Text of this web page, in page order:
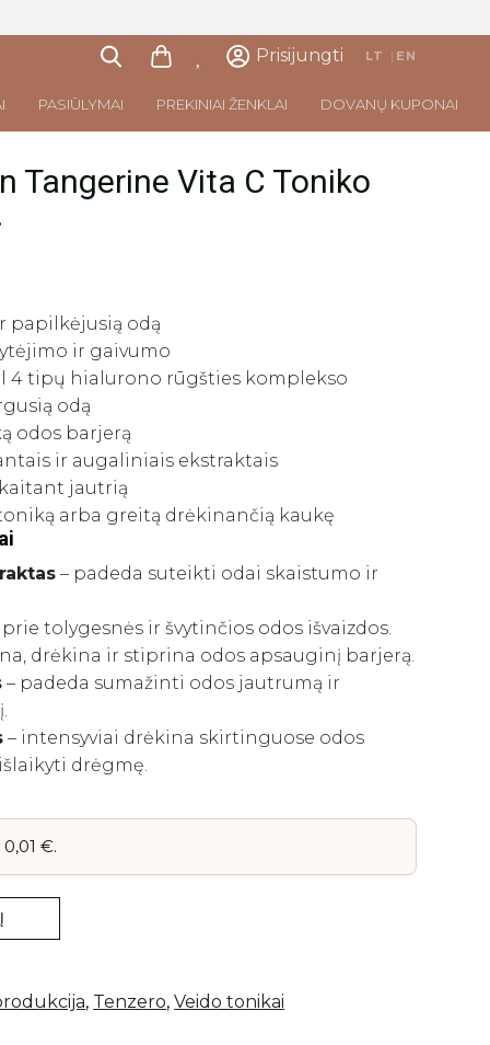
Prisijungti LT | EN
PASIŪLYMAI PREKINIAI ŽENKLAI DOVANŲ KUPONAI
Tangerine Vita C Toniko
papilkėjusią odą
ir gaivumo
4 tipų hialurono rūgšties komplekso
odą
odos barjerą
ir augaliniais ekstraktais
jautrią
arba greitą drėkinančią kaukę
– padeda suteikti odai skaistumo ir
tolygesnės ir švytinčios odos išvaizdos.
drėkina ir stiprina odos apsauginį barjerą.
– padeda sumažinti odos jautrumą ir
– intensyviai drėkina skirtinguose odos
drėgmę.
0,01€.
, Tenzero,Veido tonikai